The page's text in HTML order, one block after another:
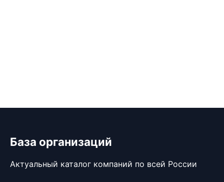
База организаций
Актуальный каталог компаний по всей России